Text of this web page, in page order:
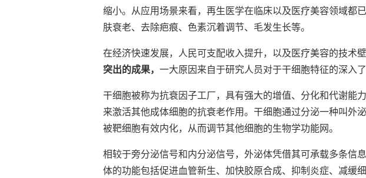
缩小。从应用场景来看，再生医学在临床以及医疗美容领域都
肤衰老、去除疤痕、色素沉着调节、毛发生长等。
在经济快速发展，人民可支配收入提升，以及医疗美容的技术
突出的成果， 一大原因来自于研究人员对于干细胞特征的深入
干细胞被称为抗衰因子工厂，具有强大的增值、分化和代谢能
来激活其他成体细胞的抗衰老作用。干细胞通过分泌一种叫
被靶细胞有效内化，从而调节其他细胞的生物学功能网。
相较于旁分泌信号和内分泌信号，外泌体凭借其可承载多条信
体的功能包括促进血管新生、加快胶原合成、抑制炎症、减缓